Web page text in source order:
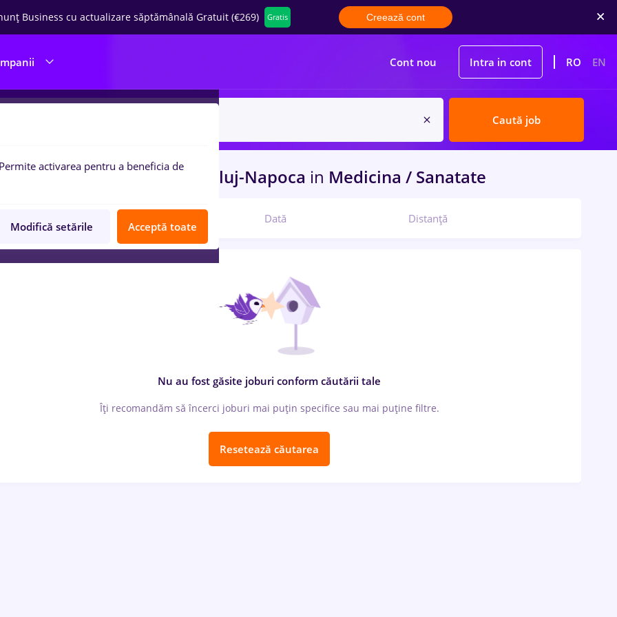
Business cu actualizare săptămânală Gratuit (€269) Gratis Creează cont
Cont nou Intra in cont RO EN
Caută job
de muncametrologie Cluj-Napoca in Medicina / Sanatate
Dată Distanță
Nu au fost găsite joburi conform căutării tale
Îți recomandăm să încerci joburi mai puțin specifice sau mai puține filtre.
Resetează căutarea
activarea pentru a beneficia de
Modifică setările Acceptă toate